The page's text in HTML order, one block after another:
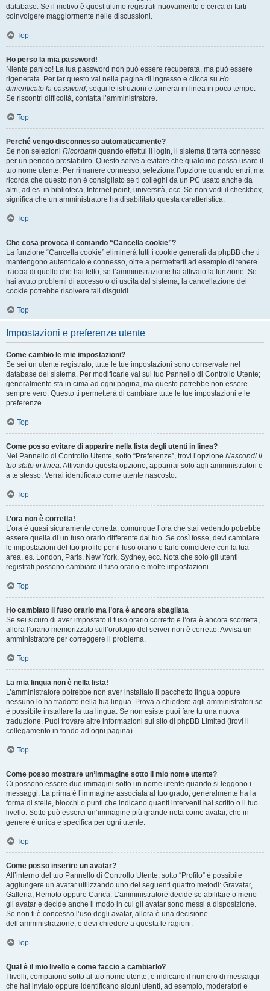
database. Se il motivo è quest’ultimo registrati nuovamente e cerca di farti
coinvolgere maggiormente nelle discussioni.
Top
Ho perso la mia password!
Niente panico! La tua password non può essere recuperata, ma può essere
rigenerata. Per far questo vai nella pagina di ingresso e clicca su Ho
dimenticato la password, segui le istruzioni e tornerai in linea in poco tempo.
Se riscontri difficoltà, contatta l’amministratore.
Top
Perché vengo disconnesso automaticamente?
Se non selezioni Ricordami quando effettui il login, il sistema ti terrà connesso
per un periodo prestabilito. Questo serve a evitare che qualcuno possa usare il
tuo nome utente. Per rimanere connesso, seleziona l’opzione quando entri, ma
ricorda che questo non è consigliato se ti colleghi da un PC usato anche da
altri, ad es. in biblioteca, Internet point, università, ecc. Se non vedi il checkbox,
significa che un amministratore ha disabilitato questa caratteristica.
Top
Che cosa provoca il comando “Cancella cookie”?
La funzione “Cancella cookie” eliminerà tutti i cookie generati da phpBB che ti
mantengono autenticato e connesso, oltre a permetterti ad esempio di tenere
traccia di quello che hai letto, se l’amministrazione ha attivato la funzione. Se
hai avuto problemi di accesso o di uscita dal sistema, la cancellazione dei
cookie potrebbe risolvere tali disguidi.
Top
Impostazioni e preferenze utente
Come cambio le mie impostazioni?
Se sei un utente registrato, tutte le tue impostazioni sono conservate nel
database del sistema. Per modificarle vai sul tuo Pannello di Controllo Utente;
generalmente sta in cima ad ogni pagina, ma questo potrebbe non essere
sempre vero. Questo ti permetterà di cambiare tutte le tue impostazioni e le
preferenze.
Top
Come posso evitare di apparire nella lista degli utenti in linea?
Nel Pannello di Controllo Utente, sotto “Preferenze”, trovi l’opzione Nascondi il
tuo stato in linea. Attivando questa opzione, apparirai solo agli amministratori e
a te stesso. Verrai identificato come utente nascosto.
Top
L’ora non è corretta!
L’ora è quasi sicuramente corretta, comunque l’ora che stai vedendo potrebbe
essere quella di un fuso orario differente dal tuo. Se così fosse, devi cambiare
le impostazioni del tuo profilo per il fuso orario e farlo coincidere con la tua
area, es. London, Paris, New York, Sydney, ecc. Nota che solo gli utenti
registrati possono cambiare il fuso orario e molte impostazioni.
Top
Ho cambiato il fuso orario ma l’ora è ancora sbagliata
Se sei sicuro di aver impostato il fuso orario corretto e l’ora è ancora scorretta,
allora l’orario memorizzato sull’orologio del server non è corretto. Avvisa un
amministratore per correggere il problema.
Top
La mia lingua non è nella lista!
L’amministratore potrebbe non aver installato il pacchetto lingua oppure
nessuno lo ha tradotto nella tua lingua. Prova a chiedere agli amministratori se
è possibile installare la tua lingua. Se non esiste puoi fare tu una nuova
traduzione. Puoi trovare altre informazioni sul sito di phpBB Limited (trovi il
collegamento in fondo ad ogni pagina).
Top
Come posso mostrare un’immagine sotto il mio nome utente?
Ci possono essere due immagini sotto un nome utente quando si leggono i
messaggi. La prima è l’immagine associata al tuo grado, generalmente ha la
forma di stelle, blocchi o punti che indicano quanti interventi hai scritto o il tuo
livello. Sotto può esserci un’immagine più grande nota come avatar, che in
genere è unica e specifica per ogni utente.
Top
Come posso inserire un avatar?
All’interno del tuo Pannello di Controllo Utente, sotto “Profilo” è possibile
aggiungere un avatar utilizzando uno dei seguenti quattro metodi: Gravatar,
Galleria, Remoto oppure Carica. L’amministratore decide se abilitare o meno
gli avatar e decide anche il modo in cui gli avatar sono messi a disposizione.
Se non ti è concesso l’uso degli avatar, allora è una decisione
dell’amministrazione, e devi chiedere a questa le ragioni.
Top
Qual è il mio livello e come faccio a cambiarlo?
I livelli, compaiono sotto al tuo nome utente, e indicano il numero di messaggi
che hai inviato oppure identificano alcuni utenti, ad esempio, moderatori e